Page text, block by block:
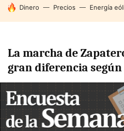
HOY SE HABLA DE
Dinero Precios Energía
La marcha de
gran diferencia